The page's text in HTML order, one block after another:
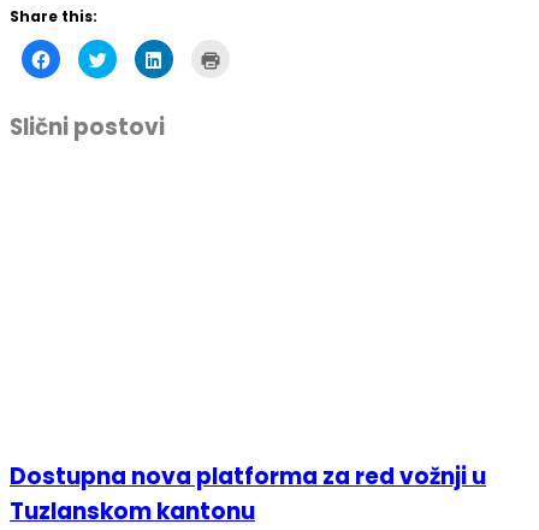
Share this:
Click
to
share
Facebook
(Opens
in
Click
to
share
(Opens
in
Click
to
Slični postovi
Dostupna nova platforma za red vožnji u
Tuzlanskom kantonu